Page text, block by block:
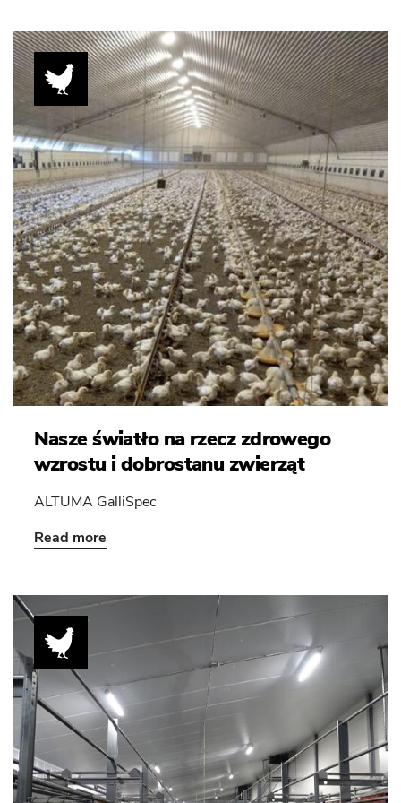
Nasze światło na rzecz zdrowego
wzrostu i dobrostanu zwierząt
ALTUMA GalliSpec
Read more